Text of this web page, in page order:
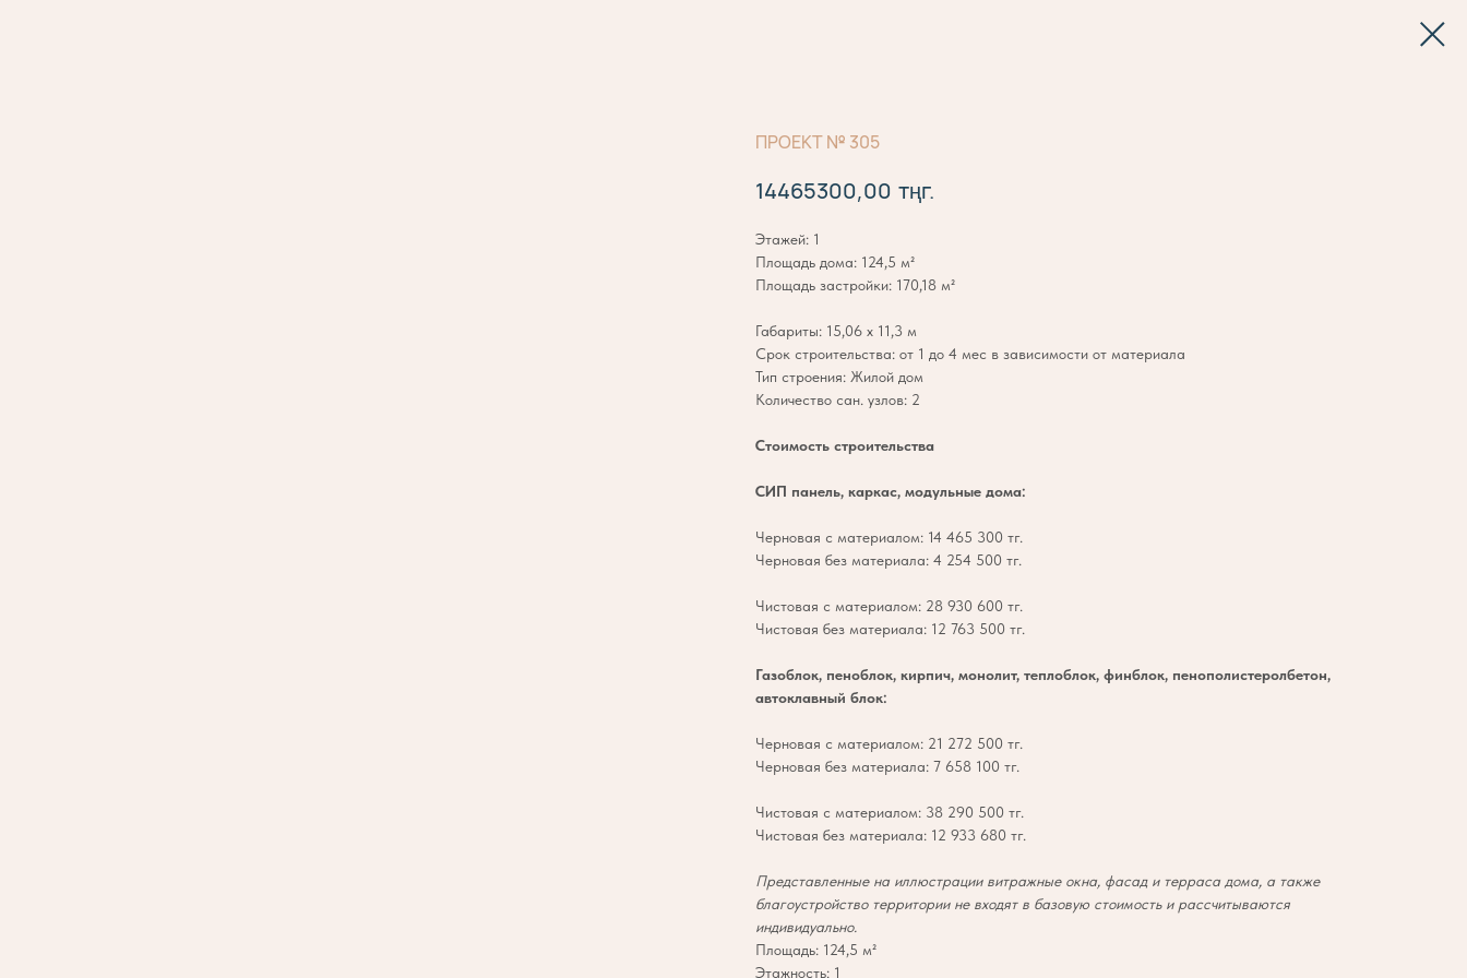
ПРОЕКТ № 305
14465300,00 тңг.
Этажей: 1
Площадь дома: 124,5 м²
Площадь застройки: 170,18 м²
Габариты: 15,06 х 11,3 м
Срок строительства: от 1 до 4 мес в зависимости от материала
Тип строения: Жилой дом
Количество сан. узлов: 2
Стоимость строительства
СИП панель, каркас, модульные дома:
Черновая с материалом: 14 465 300 тг.
Черновая без материала: 4 254 500 тг.
Чистовая с материалом: 28 930 600 тг.
Чистовая без материала: 12 763 500 тг.
Газоблок, пеноблок, кирпич, монолит, теплоблок, финблок, пенополистеролбетон,
автоклавный блок:
Черновая с материалом: 21 272 500 тг.
Черновая без материала: 7 658 100 тг.
Чистовая с материалом: 38 290 500 тг.
Чистовая без материала: 12 933 680 тг.
Представленные на иллюстрации витражные окна, фасад и терраса дома, а также
благоустройство территории не входят в базовую стоимость и рассчитываются
индивидуально.
Площадь: 124,5 м²
Этажность: 1